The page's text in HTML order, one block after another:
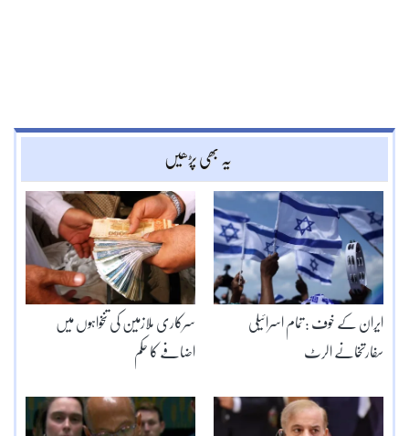
یہ بھی پڑھیں
سرکاری ملازمین کی تنخواہوں میں
اضافے کا حکم
ایران کے خوف : تمام اسرائیلی
سفارتخانے الرٹ